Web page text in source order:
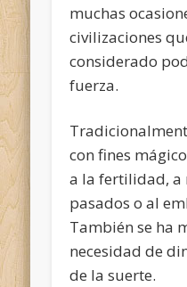
muchas
civilizaciones
considerado
fuerza.
con fines
a la fertilidad, a
pasados o al
También se ha
necesidad de
de la suerte.